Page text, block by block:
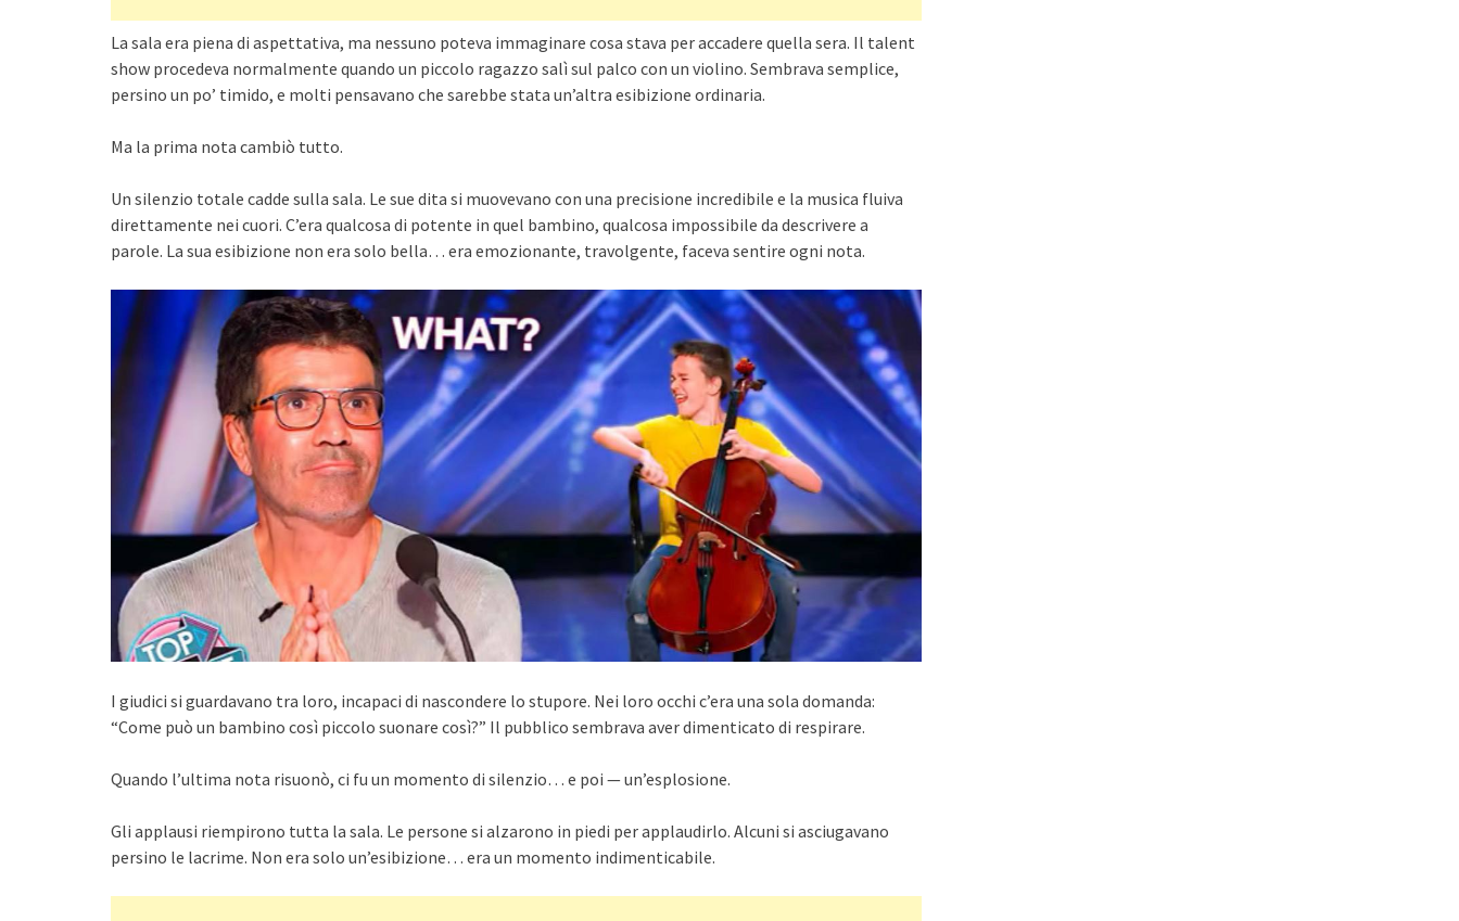
La sala era piena di aspettativa, ma nessuno poteva immaginare cosa stava per accadere quella sera. Il talent
show procedeva normalmente quando un piccolo ragazzo salì sul palco con un violino. Sembrava semplice,
persino un po’ timido, e molti pensavano che sarebbe stata un’altra esibizione ordinaria.
Ma la prima nota cambiò tutto.
Un silenzio totale cadde sulla sala. Le sue dita si muovevano con una precisione incredibile e la musica fluiva
direttamente nei cuori. C’era qualcosa di potente in quel bambino, qualcosa impossibile da descrivere a
parole. La sua esibizione non era solo bella… era emozionante, travolgente, faceva sentire ogni nota.
I giudici si guardavano tra loro, incapaci di nascondere lo stupore. Nei loro occhi c’era una sola domanda:
“Come può un bambino così piccolo suonare così?” Il pubblico sembrava aver dimenticato di respirare.
Quando l’ultima nota risuonò, ci fu un momento di silenzio… e poi — un’esplosione.
Gli applausi riempirono tutta la sala. Le persone si alzarono in piedi per applaudirlo. Alcuni si asciugavano
persino le lacrime. Non era solo un’esibizione… era un momento indimenticabile.